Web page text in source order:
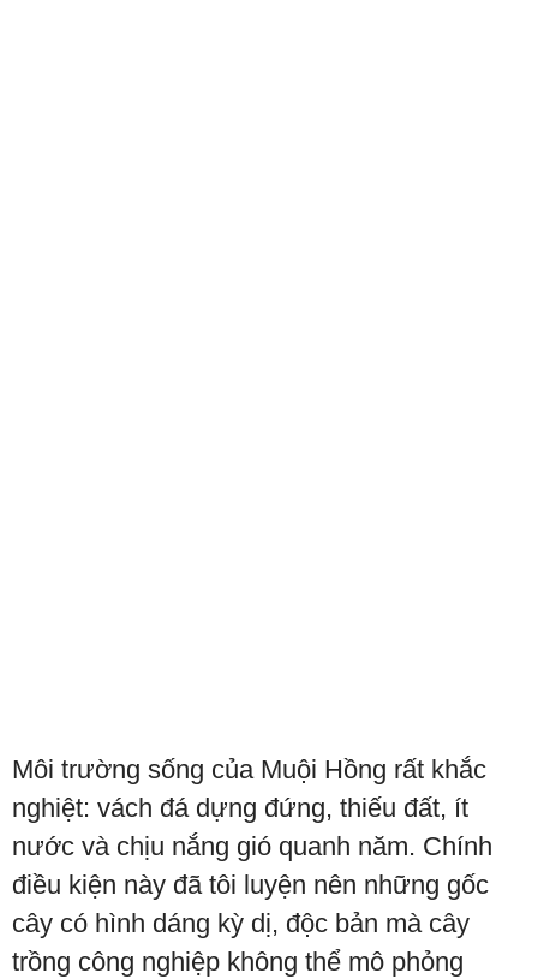
Môi trường sống của Muội Hồng rất khắc
nghiệt: vách đá dựng đứng, thiếu đất, ít
nước và chịu nắng gió quanh năm. Chính
điều kiện này đã tôi luyện nên những gốc
cây có hình dáng kỳ dị, độc bản mà cây
trồng công nghiệp không thể mô phỏng